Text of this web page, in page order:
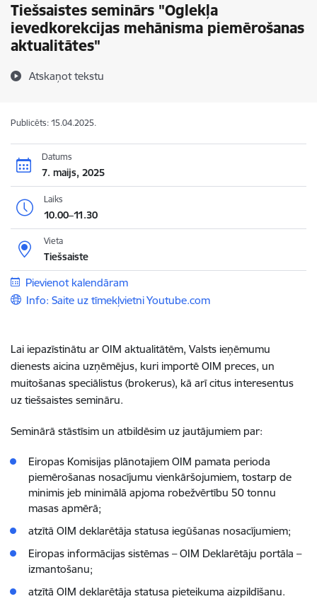
Tiešsaistes seminārs "Oglekļa
ievedkorekcijas mehānisma piemērošanas
aktualitātes"
Atskaņot tekstu
Publicēts: 15.04.2025.
Datums
7. maijs, 2025
Laiks
10.00–11.30
Vieta
Tiešsaiste
Pievienot kalendāram
Info: Saite uz tīmekļvietni Youtube.com
Lai iepazīstinātu ar OIM aktualitātēm, Valsts ieņēmumu
dienests aicina uzņēmējus, kuri importē OIM preces, un
muitošanas speciālistus (brokerus), kā arī citus interesentus
uz tiešsaistes semināru.
Seminārā stāstīsim un atbildēsim uz jautājumiem par:
Eiropas Komisijas plānotajiem OIM pamata perioda
piemērošanas nosacījumu vienkāršojumiem, tostarp de
minimis jeb minimālā apjoma robežvērtību 50 tonnu
masas apmērā;
atzītā OIM deklarētāja statusa iegūšanas nosacījumiem;
Eiropas informācijas sistēmas – OIM Deklarētāju portāla –
izmantošanu;
atzītā OIM deklarētāja statusa pieteikuma aizpildīšanu.